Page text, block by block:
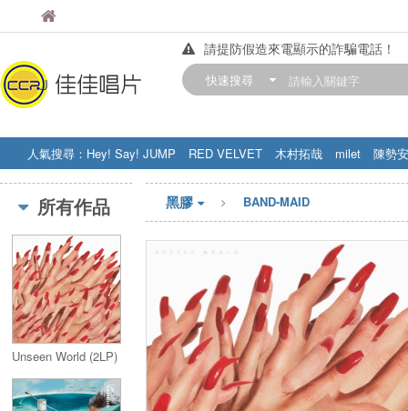
佳佳唱片
請提防假造來電顯示的詐騙電話！
【中華門市營業時間調整公告】
快速搜尋
人氣搜尋： Hey! Say! JUMP RED VELVET 木村拓哉 milet
陳勢安
STRAY KIDS
盧廣仲 周杰伦
所有作品
Unseen World (2LP)
黑膠 BAND-MAID